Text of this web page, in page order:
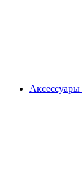
Аксессуары